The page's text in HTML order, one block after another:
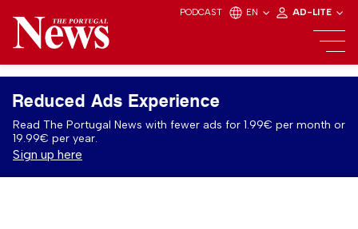
PODCAST EN AD-LITE
Reduced Ads Experience
Read The Portugal News with fewer ads for 1.99€ per month or
19.99€ per year.
Sign up here